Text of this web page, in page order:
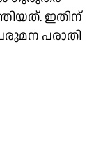
ഇതിന്
പരാതി